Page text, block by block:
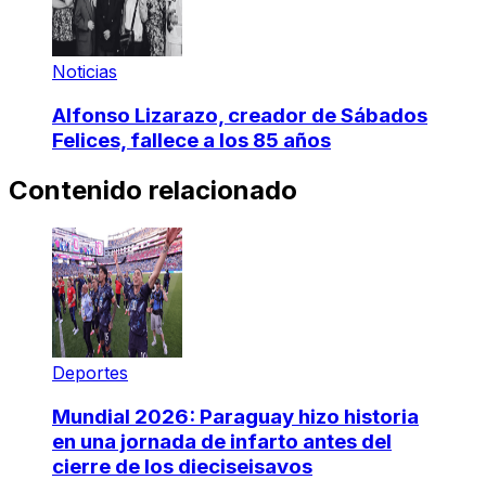
Noticias
Alfonso Lizarazo, creador de Sábados
Felices, fallece a los 85 años
Contenido relacionado
Deportes
Mundial 2026: Paraguay hizo historia
en una jornada de infarto antes del
cierre de los dieciseisavos